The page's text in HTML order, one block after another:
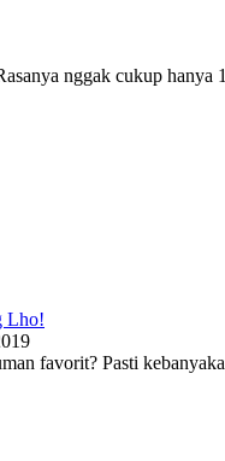
nggak cukup hanya
Lho!
favorit? Pasti